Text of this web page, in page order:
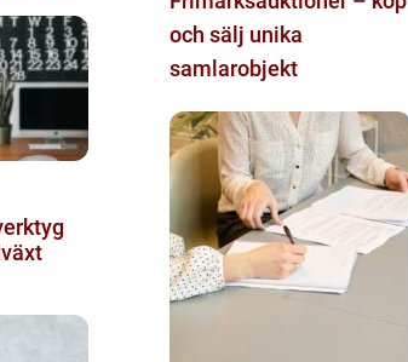
och sälj unika
samlarobjekt